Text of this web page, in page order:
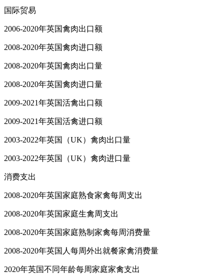
国际贸易
2006-2020年英国禽肉出口额
2008-2020年英国禽肉进口额
2008-2020年英国禽肉出口量
2008-2020年英国禽肉进口量
2009-2021年英国活禽出口额
2009-2021年英国活禽进口额
2003-2022年英国（UK）禽肉出口量
2003-2022年英国（UK）禽肉进口量
消费支出
2008-2020年英国家庭熟食家禽每周支出
2008-2020年英国家庭生禽周支出
2008-2020年英国家庭熟制家禽每周消费量
2008-2020年英国人每周外出就餐家禽消费量
2020年英国不同年龄每周家庭家禽支出